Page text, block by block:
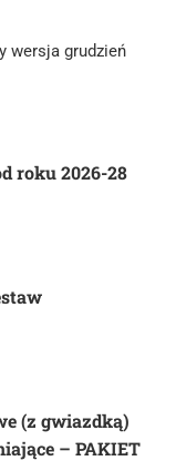
wersja grudzień
roku 2026-28
(z gwiazdką)
– PAKIET